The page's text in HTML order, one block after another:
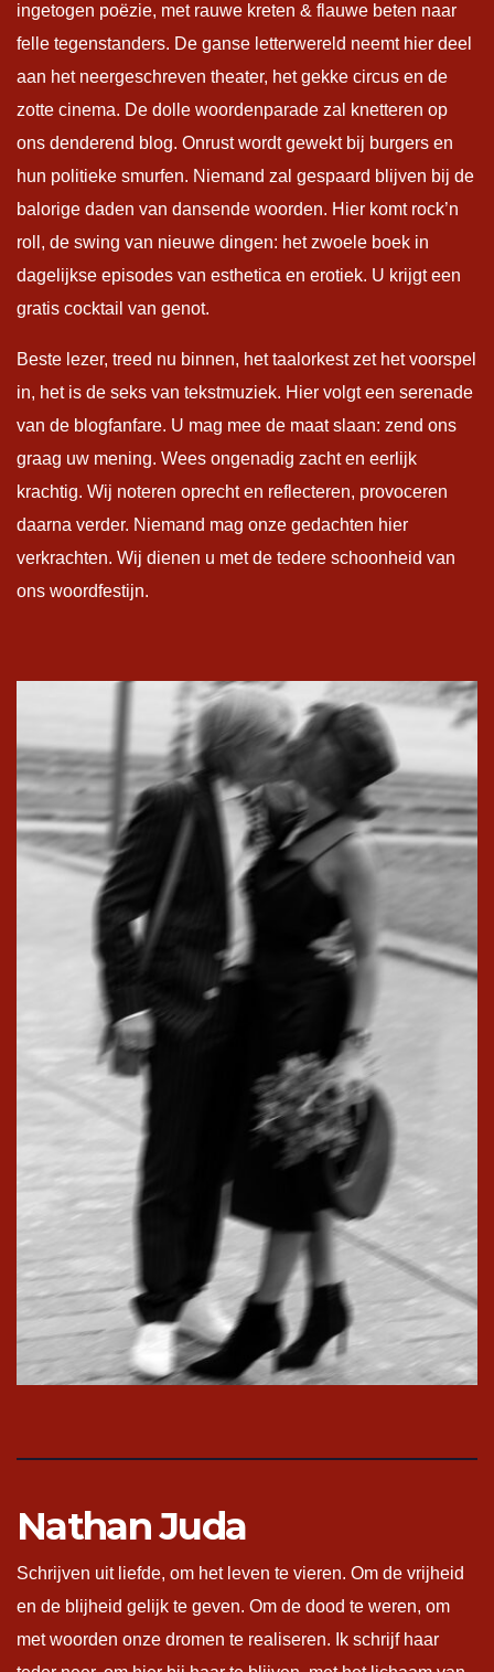
ingetogen poëzie, met rauwe kreten & flauwe beten naar
felle tegenstanders. De ganse letterwereld neemt hier deel
aan het neergeschreven theater, het gekke circus en de
zotte cinema. De dolle woordenparade zal knetteren op
ons denderend blog. Onrust wordt gewekt bij burgers en
hun politieke smurfen. Niemand zal gespaard blijven bij de
balorige daden van dansende woorden. Hier komt rock’n
roll, de swing van nieuwe dingen: het zwoele boek in
dagelijkse episodes van esthetica en erotiek. U krijgt een
gratis cocktail van genot.
Beste lezer, treed nu binnen, het taalorkest zet het voorspel
in, het is de seks van tekstmuziek. Hier volgt een serenade
van de blogfanfare. U mag mee de maat slaan: zend ons
graag uw mening. Wees ongenadig zacht en eerlijk
krachtig. Wij noteren oprecht en reflecteren, provoceren
daarna verder. Niemand mag onze gedachten hier
verkrachten. Wij dienen u met de tedere schoonheid van
ons woordfestijn.
Nathan Juda
Schrijven uit liefde, om het leven te vieren. Om de vrijheid
en de blijheid gelijk te geven. Om de dood te weren, om
met woorden onze dromen te realiseren. Ik schrijf haar